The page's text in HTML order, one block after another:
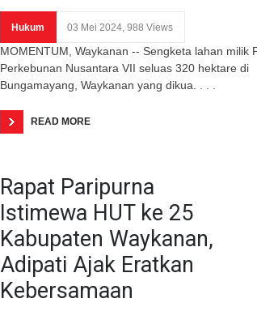
Hukum 03 Mei 2024, 988 Views
MOMENTUM, Waykanan -- Sengketa lahan milik
Perkebunan Nusantara VII seluas 320 hektare di
Bungamayang, Waykanan yang dikua. . . .
READ MORE
Rapat Paripurna
Istimewa HUT ke 25
Kabupaten Waykanan,
Adipati Ajak Eratkan
Kebersamaan